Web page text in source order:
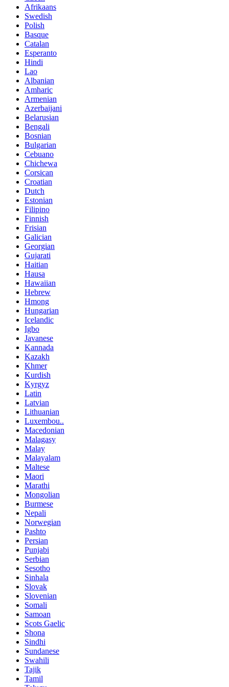
Afrikaans
Swedish
Polish
Basque
Catalan
Esperanto
Hindi
Lao
Albanian
Amharic
Armenian
Azerbaijani
Belarusian
Bengali
Bosnian
Bulgarian
Cebuano
Chichewa
Corsican
Croatian
Dutch
Estonian
Filipino
Finnish
Frisian
Galician
Georgian
Gujarati
Haitian
Hausa
Hawaiian
Hebrew
Hmong
Hungarian
Icelandic
Igbo
Javanese
Kannada
Kazakh
Khmer
Kurdish
Kyrgyz
Latin
Latvian
Lithuanian
Luxembou..
Macedonian
Malagasy
Malay
Malayalam
Maltese
Maori
Marathi
Mongolian
Burmese
Nepali
Norwegian
Pashto
Persian
Punjabi
Serbian
Sesotho
Sinhala
Slovak
Slovenian
Somali
Samoan
Scots Gaelic
Shona
Sindhi
Sundanese
Swahili
Tajik
Tamil